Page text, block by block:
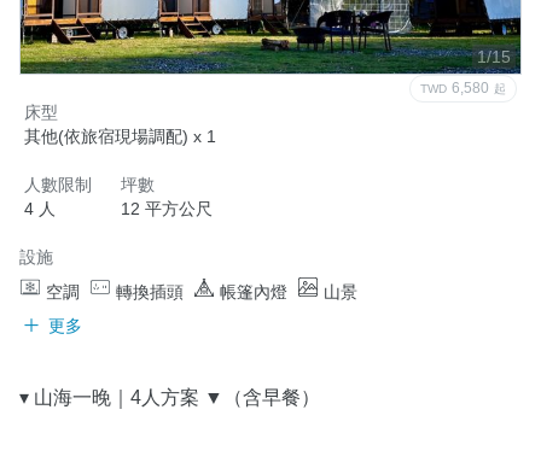
1/15
TWD 6,580 起
床型
其他(依旅宿現場調配) x 1
人數限制
4 人
坪數
12 平方公尺
設施
空調
轉換插頭 帳篷內燈
山景
更多
▾ 山海一晚｜4人方案 ▼（含早餐）